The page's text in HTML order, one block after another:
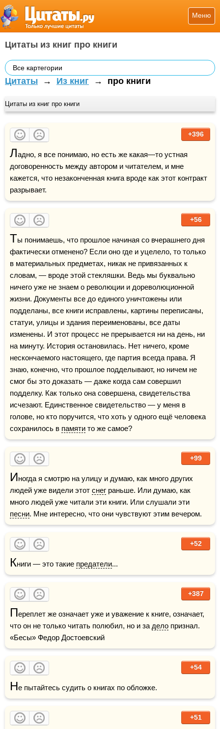
Меню
Цитаты из книг про книги
Все картегории
Цитаты → Из книг → про книги
Цитаты из книг про книги
+396
Ладно, я все понимаю, но есть же какая—то устная
договоренность между автором и читателем, и мне
кажется, что незаконченная книга вроде как этот контракт
разрывает.
+56
Ты понимаешь, что прошлое начиная со вчерашнего дня
фактически отменено? Если оно где и уцелело, то только
в материальных предметах, никак не привязанных к
словам, — вроде этой стекляшки. Ведь мы буквально
ничего уже не знаем о революции и дореволюционной
жизни. Документы все до единого уничтожены или
подделаны, все книги исправлены, картины переписаны,
статуи, улицы и здания переименованы, все даты
изменены. И этот процесс не прерывается ни на день, ни
на минуту. История остановилась. Нет ничего, кроме
нескончаемого настоящего, где партия всегда права. Я
знаю, конечно, что прошлое подделывают, но ничем не
смог бы это доказать — даже когда сам совершил
подделку. Как только она совершена, свидетельства
исчезают. Единственное свидетельство — у меня в
голове, но кто поручится, что хоть у одного ещё человека
сохранилось в памяти то же самое?
+99
Иногда я смотрю на улицу и думаю, как много других
людей уже видели этот снег раньше. Или думаю, как
песни. Мне интересно, что они чувствуют этим вечером.
+52
Книги — это такие предатели...
+387
Переплет же означает уже и уважение к книге, означает,
что он не только читать полюбил, но и за дело признал.
«Бесы» Федор Достоевский
+54
Не пытайтесь судить о книгах по обложке.
+51